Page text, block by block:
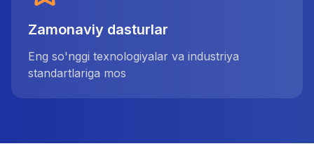
Zamonaviy dasturlar
Eng so'nggi texnologiyalar va industriya
standartlariga mos